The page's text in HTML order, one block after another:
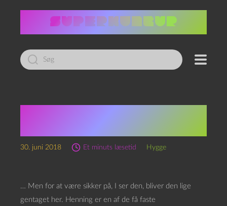
Led
efter:
30. juni 2018 Et minuts læsetid Hygge
… Men for at være sikker på, I ser den, bliver den lige
gentaget her. Henning er en af de få faste